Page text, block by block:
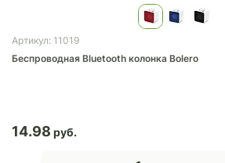
Артикул: 11019
Беспроводная Bluetooth колонка Bolero
14.98